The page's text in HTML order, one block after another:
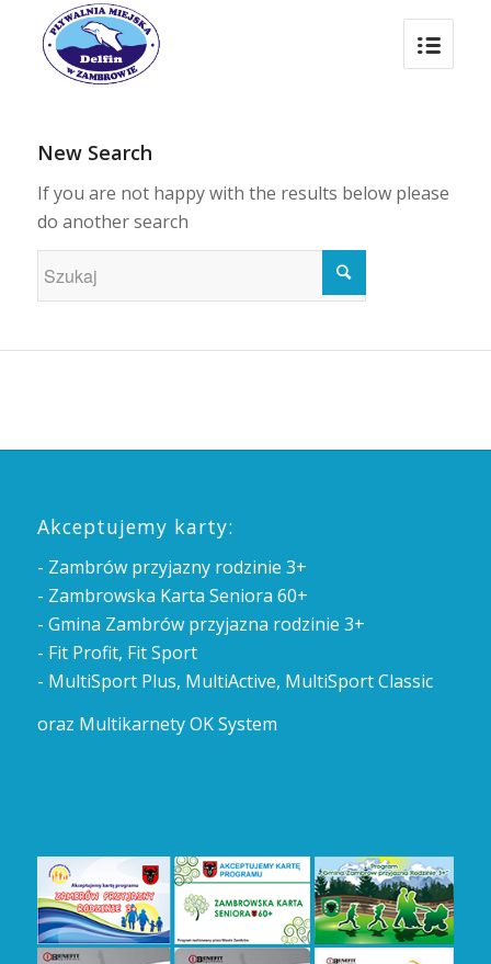
New Search
If you are not happy with the results below please
do another search
Akceptujemy karty:
- Zambrów przyjazny rodzinie 3+
- Zambrowska Karta Seniora 60+
- Gmina Zambrów przyjazna rodzinie 3+
- Fit Profit, Fit Sport
- MultiSport Plus, MultiActive, MultiSport Classic
oraz Multikarnety OK System